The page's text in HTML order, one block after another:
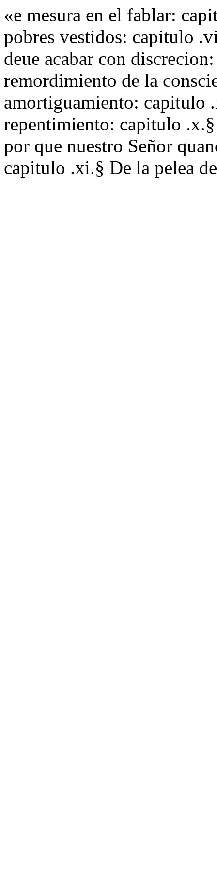
«e mesura en el fablar:
pobres vestidos: capitulo
deue acabar con
remordimiento de la
amortiguamiento: capitulo
repentimiento: capitulo
por que nuestro Señor
capitulo .xi.§ De la pelea